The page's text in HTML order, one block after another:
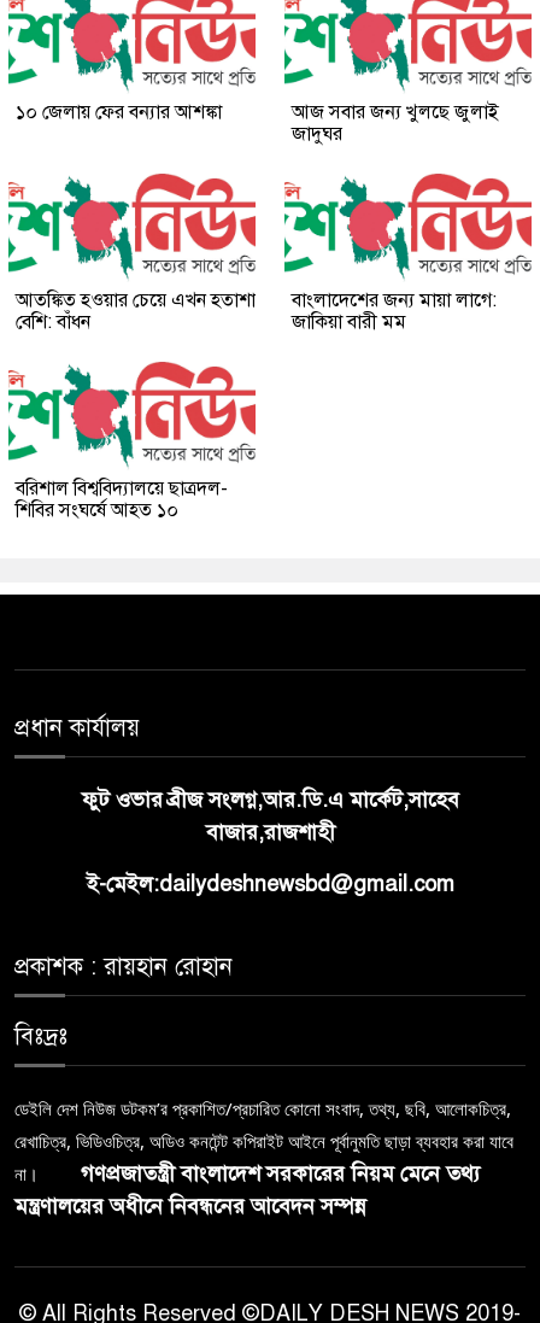
১০ জেলায় ফের বন্যার আশঙ্কা
আজ সবার জন্য খুলছে জুলাই
জাদুঘর
আতঙ্কিত হওয়ার চেয়ে এখন হতাশা
বেশি: বাঁধন
বাংলাদেশের জন্য মায়া লাগে:
জাকিয়া বারী মম
বরিশাল বিশ্ববিদ্যালয়ে ছাত্রদল-
শিবির সংঘর্ষে আহত ১০
প্রধান কার্যালয়
ফুট ওভার ব্রীজ সংলগ্ন,আর.ডি.এ মার্কেট,সাহেব
বাজার,রাজশাহী
ই-মেইল:dailydeshnewsbd@gmail.com
প্রকাশক : রায়হান রোহান
বিঃদ্রঃ
ডেইলি দেশ নিউজ ডটকম’র প্রকাশিত/প্রচারিত কোনো সংবাদ, তথ্য, ছবি, আলোকচিত্র,
রেখাচিত্র, ভিডিওচিত্র, অডিও কনটেন্ট কপিরাইট আইনে পূর্বানুমতি ছাড়া ব্যবহার করা যাবে
না।
গণপ্রজাতন্ত্রী বাংলাদেশ সরকারের নিয়ম মেনে তথ্য
মন্ত্রণালয়ের অধীনে নিবন্ধনের আবেদন সম্পন্ন
© All Rights Reserved ©DAILY DESH NEWS 2019-